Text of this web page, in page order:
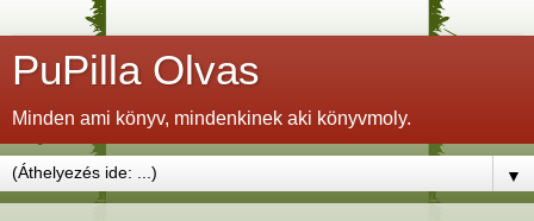
PuPilla Olvas
Minden ami könyv, mindenkinek aki könyvmoly.
▼